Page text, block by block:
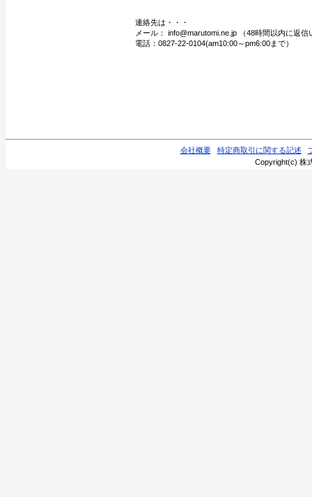
連絡先は・・・
メール： info@marutomi.ne.jp （48時間以内に返信
電話：0827-22-0104(am10:00～pm6:00まで）
会社概要 特定商取引に関する記述
Copyright(c) 株